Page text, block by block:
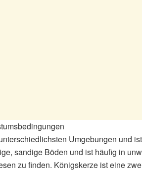
Umgebungen und
sandige Böden und ist häufig in
zu finden. Königskerze ist eine